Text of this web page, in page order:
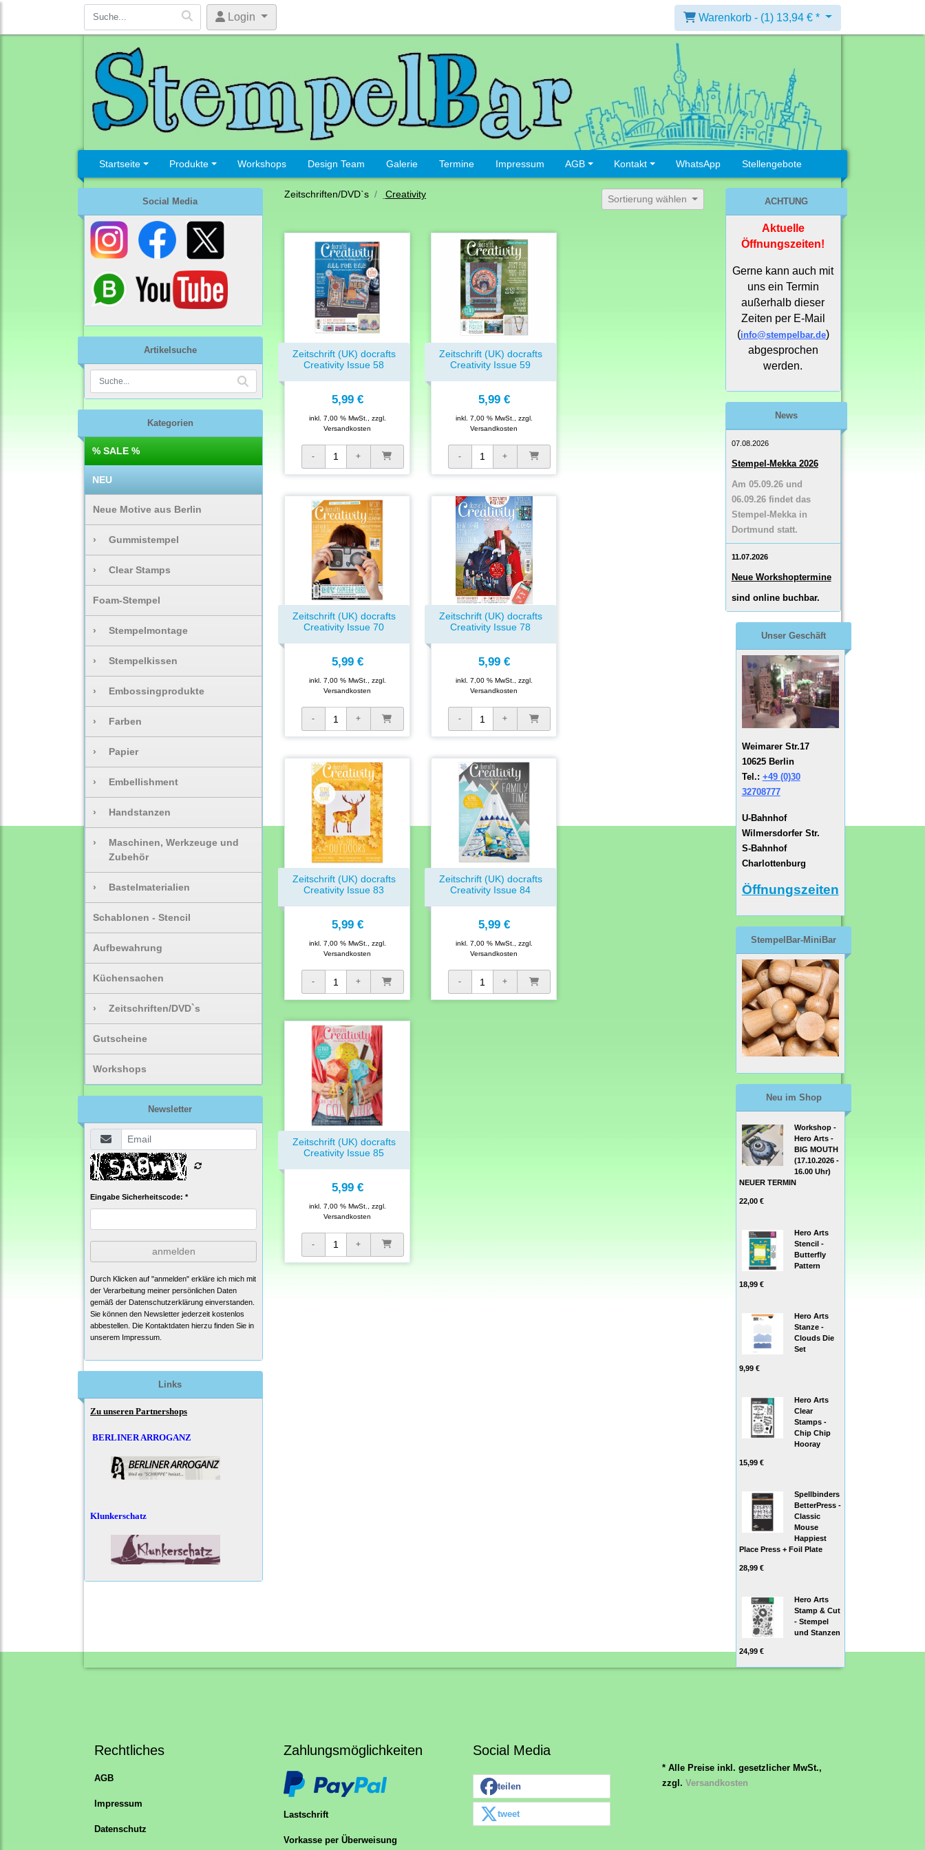
Login Warenkorb - (1) 13,94 € *
Startseite Produkte Workshops Design Team Galerie Termine Impressum AGB Kontakt WhatsApp Stellengebote
Social Media
Artikelsuche
Kategorien
% SALE %
NEU
Neue Motive aus Berlin
› Gummistempel
› Clear Stamps
Foam-Stempel
› Stempelmontage
› Stempelkissen
› Embossingprodukte
› Farben
› Papier
› Embellishment
› Handstanzen
›
Maschinen, Werkzeuge und
Zubehör
› Bastelmaterialien
Schablonen - Stencil
Aufbewahrung
Küchensachen
› Zeitschriften/DVD`s
Gutscheine
Workshops
Newsletter
Eingabe Sicherheitscode: *
anmelden
Durch Klicken auf "anmelden" erkläre ich mich mit
der Verarbeitung meiner persönlichen Daten
gemäß der Datenschutzerklärung einverstanden.
Sie können den Newsletter jederzeit kostenlos
abbestellen. Die Kontaktdaten hierzu finden Sie in
unserem Impressum.
Links
Zu unseren Partnershops
BERLINER ARROGANZ
Klunkerschatz
Zeitschriften/DVD`s Creativity Sortierung wählen
Zeitschrift (UK) docrafts
Creativity Issue 58
5,99 €
inkl. 7,00 % MwSt., zzgl.
Versandkosten
Zeitschrift (UK) docrafts
Creativity Issue 59
5,99 €
inkl. 7,00 % MwSt., zzgl.
Versandkosten
Zeitschrift (UK) docrafts
Creativity Issue 70
5,99 €
inkl. 7,00 % MwSt., zzgl.
Versandkosten
Zeitschrift (UK) docrafts
Creativity Issue 78
5,99 €
inkl. 7,00 % MwSt., zzgl.
Versandkosten
Zeitschrift (UK) docrafts
Creativity Issue 83
5,99 €
inkl. 7,00 % MwSt., zzgl.
Versandkosten
Zeitschrift (UK) docrafts
Creativity Issue 84
5,99 €
inkl. 7,00 % MwSt., zzgl.
Versandkosten
Zeitschrift (UK) docrafts
Creativity Issue 85
5,99 €
inkl. 7,00 % MwSt., zzgl.
Versandkosten
ACHTUNG
Aktuelle
Öffnungszeiten!
Gerne kann auch mit
uns ein Termin
außerhalb dieser
Zeiten per E-Mail
(info@stempelbar.de)
abgesprochen
werden.
News
07.08.2026
Stempel-Mekka 2026
Am 05.09.26 und
06.09.26 findet das
Stempel-Mekka in
Dortmund statt.
11.07.2026
Neue Workshoptermine
sind online buchbar.
Unser Geschäft
Weimarer Str.17
10625 Berlin
Tel.: +49 (0)30
32708777
U-Bahnhof
Wilmersdorfer Str.
S-Bahnhof
Charlottenburg
Öffnungszeiten
StempelBar-MiniBar
Neu im Shop
Workshop -
Hero Arts -
BIG MOUTH
(17.10.2026 -
16.00 Uhr)
NEUER TERMIN
22,00 €
Hero Arts
Stencil -
Butterfly
Pattern
18,99 €
Hero Arts
Stanze -
Clouds Die
Set
9,99 €
Hero Arts
Clear
Stamps -
Chip Chip
Hooray
15,99 €
Spellbinders
BetterPress -
Classic
Mouse
Happiest
Place Press + Foil Plate
28,99 €
Hero Arts
Stamp & Cut
- Stempel
und Stanzen
24,99 €
Rechtliches
AGB
Impressum
Datenschutz
Zahlungsmöglichkeiten
Lastschrift
Vorkasse per Überweisung
Social Media
teilen
tweet
* Alle Preise inkl. gesetzlicher MwSt.,
zzgl. Versandkosten